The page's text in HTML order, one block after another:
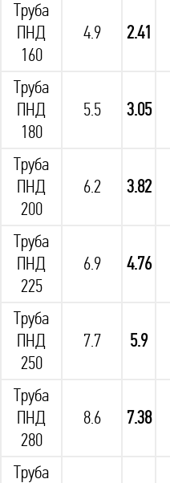
Труба
ПНД
160
4.9 2.41
Труба
ПНД
180
5.5 3.05
Труба
ПНД
200
6.2 3.82
Труба
ПНД
225
6.9 4.76
Труба
ПНД
250
7.7 5.9
Труба
ПНД
280
8.6 7.38
Труба